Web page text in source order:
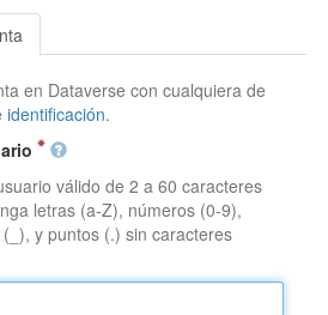
en Dataverse con cualquiera de
identificación.
válido de 2 a 60 caracteres
letras (a-Z), números (0-9),
y puntos (.) sin caracteres